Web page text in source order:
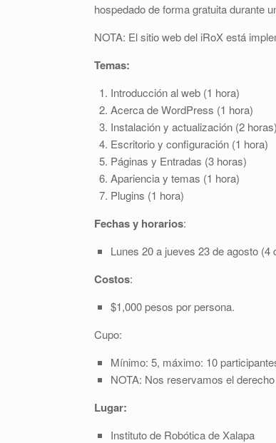
hospedado de forma gratuita durante
NOTA: El sitio web del iRoX está
Temas:
Introducción al web (1 hora)
Acerca de WordPress (1 hora)
Instalación y actualización (2 horas)
Escritorio y configuración (1 hora)
Páginas y Entradas (3 horas)
Apariencia y temas (1 hora)
Plugins (1 hora)
Fechas y horarios:
Lunes 20 a jueves 23 de agosto
Costos:
$1,000 pesos por persona.
Cupo:
Mínimo: 5, máximo: 10
NOTA: Nos reservamos el
Lugar:
Instituto de Robótica de Xalapa